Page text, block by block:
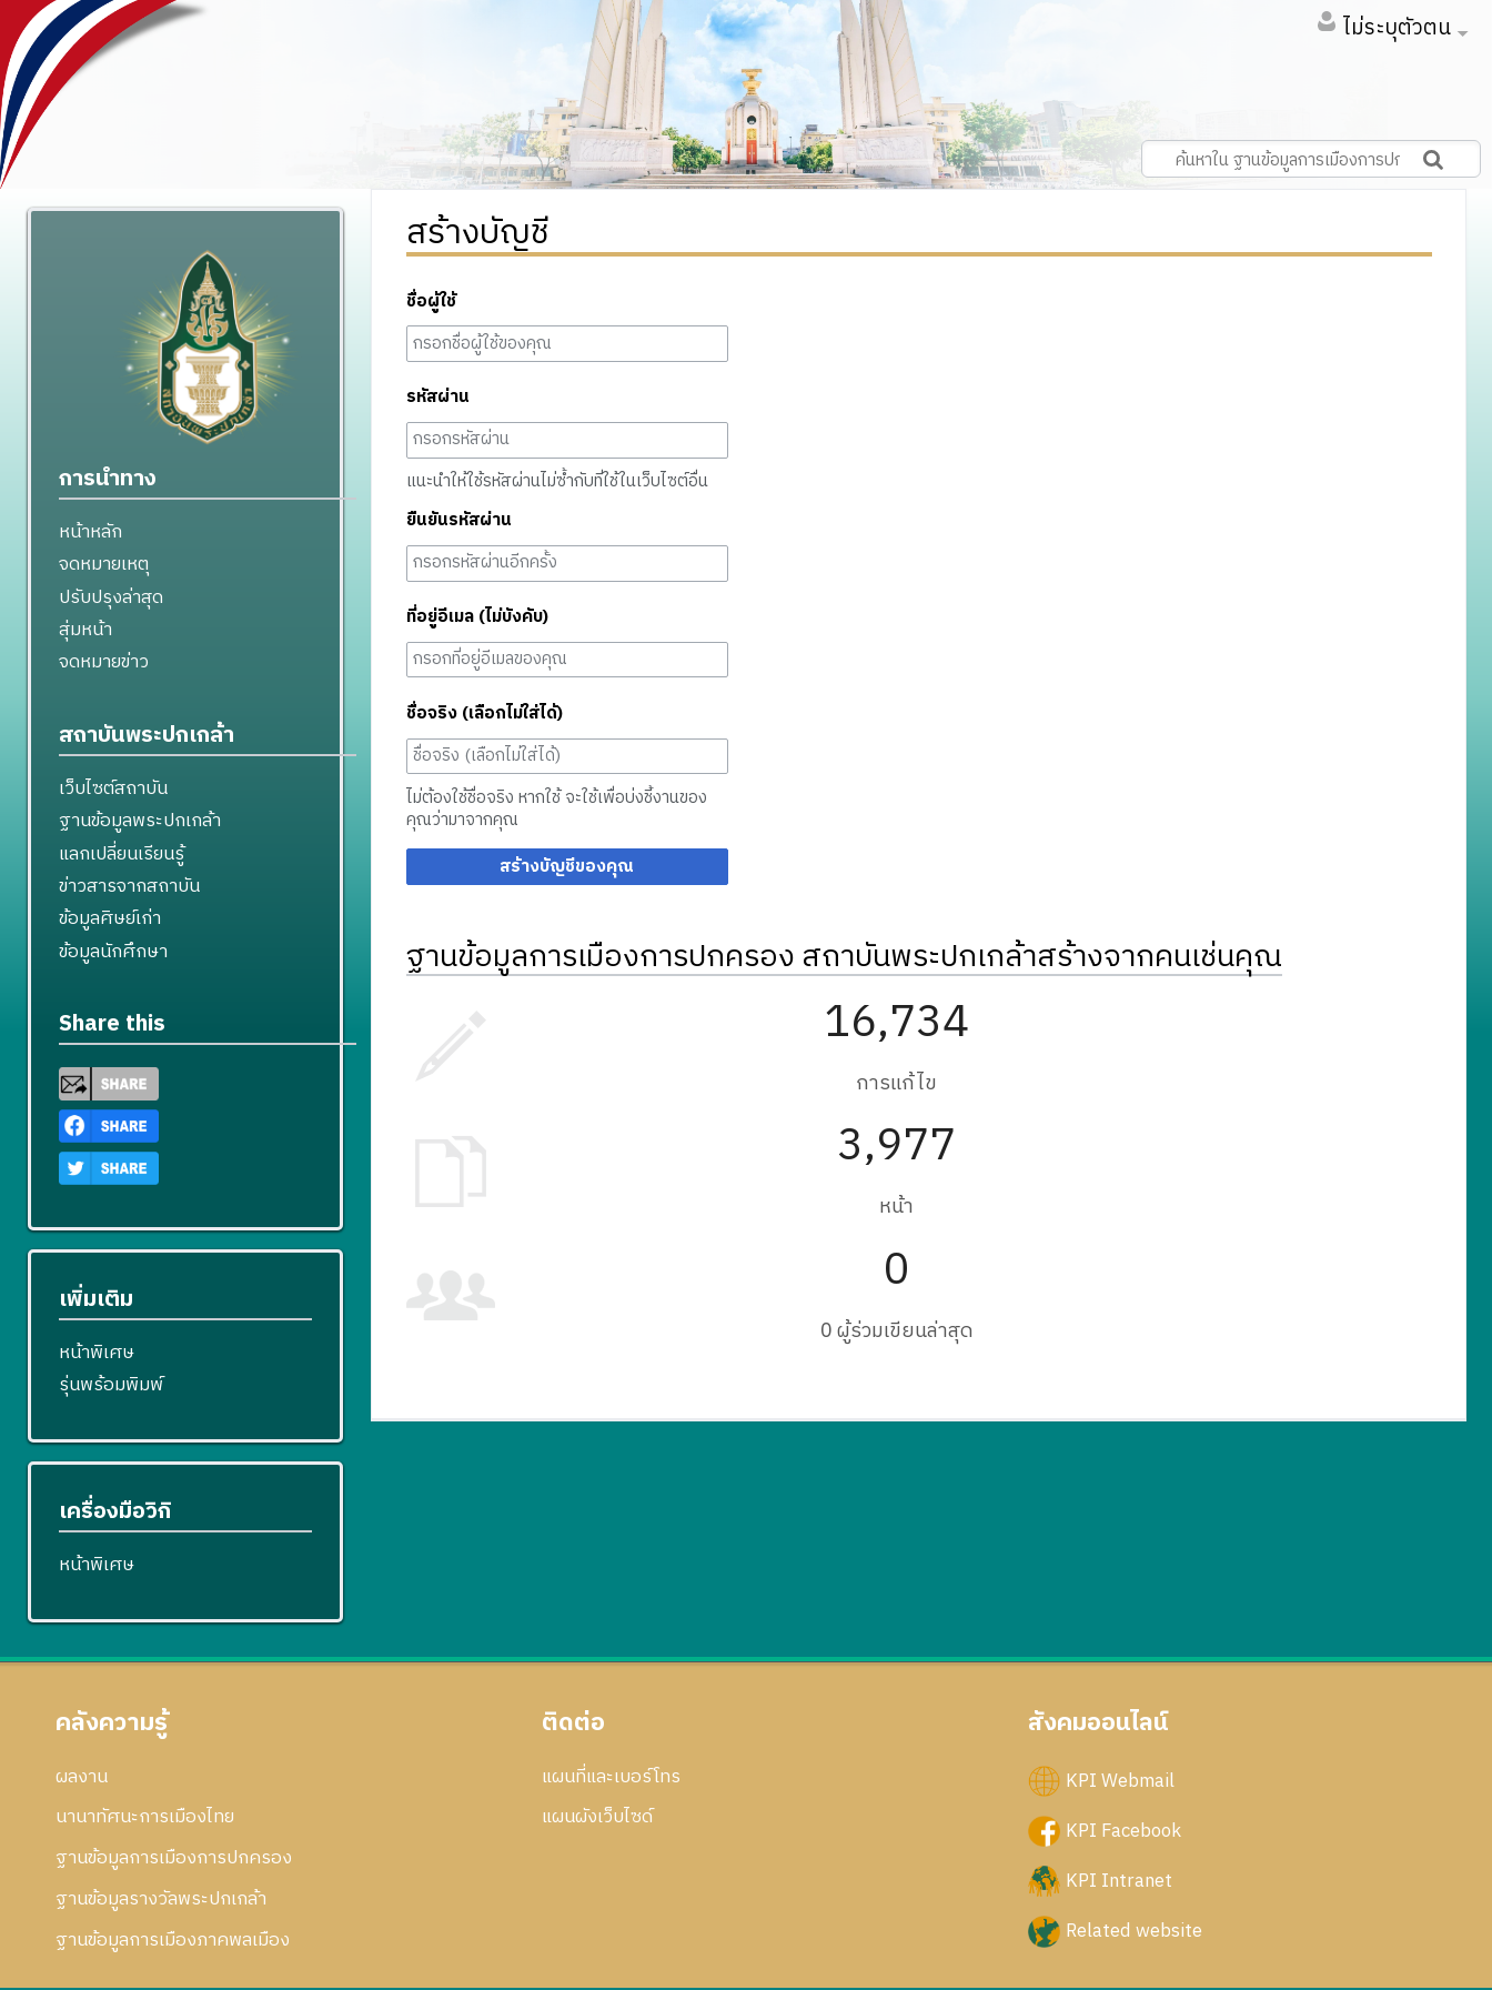
ไม่ระบุตัวตน
สร้างบัญชี
ชื่อผู้ใช้
รหัสผ่าน
แนะนำให้ใช้รหัสผ่านไม่ซ้ำกับที่ใช้ในเว็บไซต์อื่น
ยืนยันรหัสผ่าน
ที่อยู่อีเมล (ไม่บังคับ)
ชื่อจริง (เลือกไม่ใส่ได้)
ไม่ต้องใช้ชื่อจริง หากใช้ จะใช้เพื่อบ่งชี้งานของ
คุณว่ามาจากคุณ
สร้างบัญชีของคุณ
ฐานข้อมูลการเมืองการปกครอง สถาบันพระปกเกล้าสร้างจากคนเช่นคุณ
16,734
การแก้ไข
3,977
หน้า
0
0 ผู้ร่วมเขียนล่าสุด
การนำทาง
หน้าหลัก
จดหมายเหตุ
ปรับปรุงล่าสุด
สุ่มหน้า
จดหมายข่าว
สถาบันพระปกเกล้า
เว็บไซต์สถาบัน
ฐานข้อมูลพระปกเกล้า
แลกเปลี่ยนเรียนรู้
ข่าวสารจากสถาบัน
ข้อมูลศิษย์เก่า
ข้อมูลนักศึกษา
Share this
เพิ่มเติม
หน้าพิเศษ
รุ่นพร้อมพิมพ์
เครื่องมือวิกิ
หน้าพิเศษ
คลังความรู้
ผลงาน
นานาทัศนะการเมืองไทย
ฐานข้อมูลการเมืองการปกครอง
ฐานข้อมูลรางวัลพระปกเกล้า
ฐานข้อมูลการเมืองภาคพลเมือง
ติดต่อ
แผนที่และเบอร์โทร
แผนผังเว็บไซด์
สังคมออนไลน์
KPI Webmail
KPI Facebook
KPI Intranet
Related website